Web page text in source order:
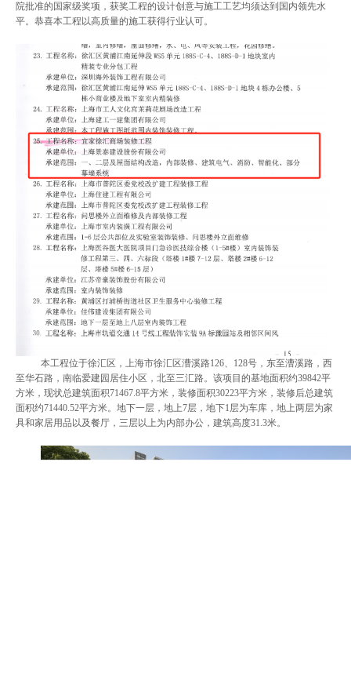
院批准的国家级奖项，获奖工程的设计创意与施工工艺均须达到国内领先水
平。恭喜本工程以高质量的施工获得行业认可。
本工程位于徐汇区，上海市徐汇区漕溪路126、 128号，东至漕溪路，西
至华石路，南临爱建园居住小区，北至三汇路。该项目的基地面积约39842平
方米，现状总建筑面积71467.8平方米，装修面积30223平方米，装修后总建筑
面积约71440.52平方米。地下一层，地上7层，地下1层为车库，地上两层为家
具和家居用品以及餐厅，三层以上为内部办公，建筑高度31.3米。